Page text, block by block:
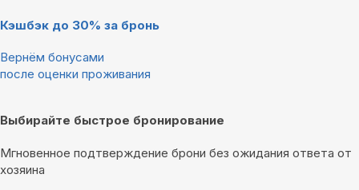
Кэшбэк до 30% за бронь
Вернём бонусами
после оценки проживания
Выбирайте быстрое бронирование
Мгновенное подтверждение брони без ожидания ответа от
хозяина